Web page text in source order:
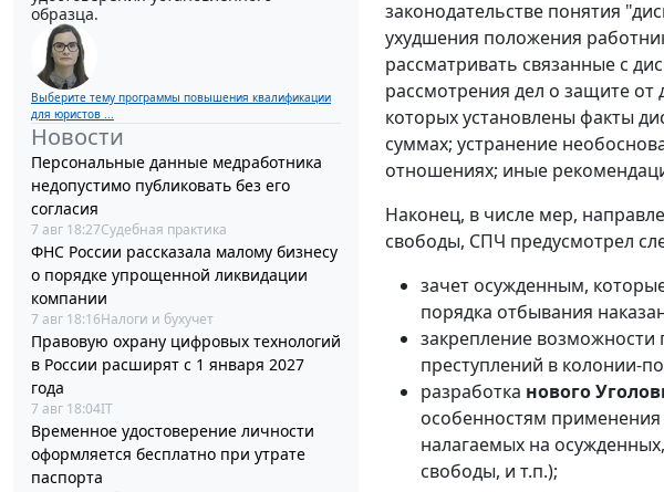
образца.
Выберите тему программы повышения квалификации
для юристов ...
Новости
Персональные данные медработника
недопустимо публиковать без его
согласия
7 авг 18:27Судебная практика
ФНС России рассказала малому бизнесу
о порядке упрощенной ликвидации
компании
7 авг 18:16Налоги и бухучет
Правовую охрану цифровых технологий
в России расширят с 1 января 2027
года
7 авг 18:04IT
Временное удостоверение личности
оформляется бесплатно при утрате
паспорта
законодательстве понятия
ухудшения положения
рассматривать связанные с
рассмотрения дел о защите
которых установлены факты
суммах; устранение
отношениях; иные
Наконец, в числе мер,
свободы, СПЧ предусмотрел
зачет осужденным,
порядка отбывания
закрепление
преступлений в колонии-
разработка нового
особенностям
налагаемых на
свободы, и т.п.);